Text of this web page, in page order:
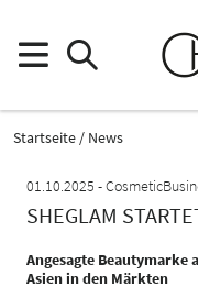
Startseite
News
01.10.2025
SHEGLAM
Angesagte Beautymarke
Asien in den Märkten